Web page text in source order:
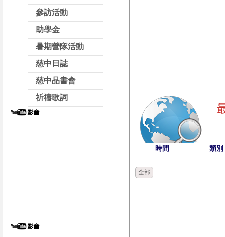
參訪活動
助學金
暑期營隊活動
慈中日誌
慈中品書會
祈禱歌詞
時間 類別
全部